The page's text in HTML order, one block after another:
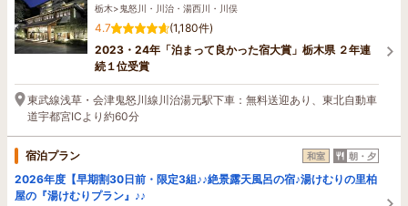
栃木>鬼怒川・川治・湯西川・川俣
4.7
(1,180件)
2023・24年「泊まって良かった宿大賞」栃木県 ２年連
続１位受賞
東武線浅草・会津鬼怒川線川治湯元駅下車：無料送迎あり、東北自動車
道宇都宮ICより約60分
宿泊プラン 和室 朝・夕
2026年度【早期割30日前・限定3組♪♪絶景露天風呂の宿♪湯けむりの里柏
屋の『湯けむりプラン』♪♪